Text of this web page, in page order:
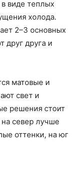
виде теплых
холода.
2–3 основных
друг друга и
матовые и
свет и
решения стоит
север лучше
оттенки, на юг